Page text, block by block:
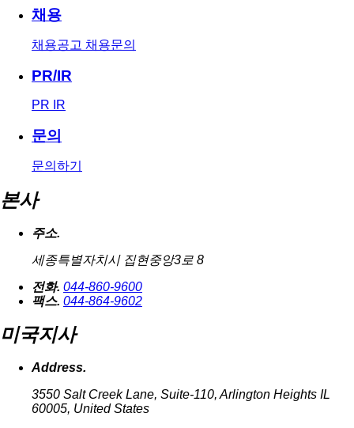
채용
채용공고 채용문의
PR/IR
PR IR
문의
문의하기
본사
주소.
세종특별자치시 집현중앙3로 8
전화. 044-860-9600
팩스. 044-864-9602
미국지사
Address.
3550 Salt Creek Lane, Suite-110, Arlington Heights IL
60005, United States